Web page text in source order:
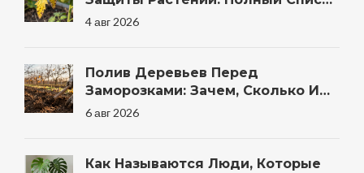
Препаратов И Методов Для Сада
4 авг 2026
Полив Деревьев Перед
Заморозками: Зачем, Сколько И
Когда Правильно
6 авг 2026
Как Называются Люди, Которые